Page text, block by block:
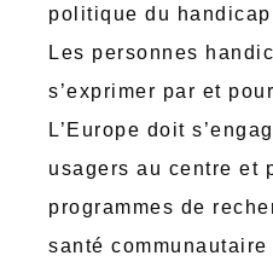
politique du
Les personnes
s’exprimer par et
L’Europe doit
usagers au centre et
programmes de
santé